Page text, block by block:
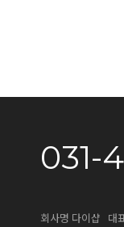
031-
회사명 다이샵 대